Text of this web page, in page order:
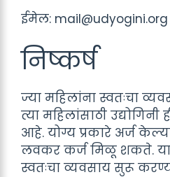
ईमेल: mail@udyogini.org
निष्कर्ष
ज्या महिलांना स्वतःचा
त्या महिलांसाठी
आहे. योग्य प्रकारे अर्ज
लवकर कर्ज मिळू शकते. या
स्वतःचा व्यवसाय सुरू